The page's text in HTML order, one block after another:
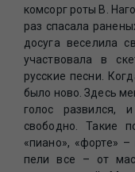
комсорг роты В.
раз спасала
досуга веселила
участвовала в
русские песни.
было ново. Здесь
голос развился,
свободно. Такие
«пиано», «форте»
пели все – от